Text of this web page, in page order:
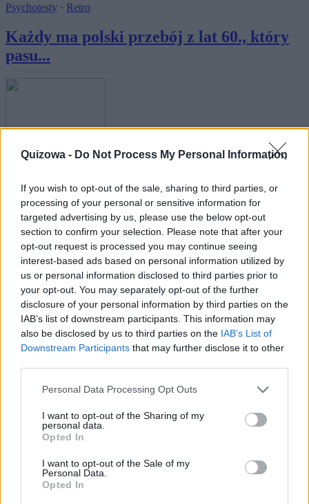
Quizowa - Do Not Process My Personal Information
If you wish to opt-out of the sale, sharing to third parties, or
processing of your personal or sensitive information for
targeted advertising by us, please use the below opt-out
section to confirm your selection. Please note that after your
opt-out request is processed you may continue seeing
interest-based ads based on personal information utilized by
us or personal information disclosed to third parties prior to
your opt-out. You may separately opt-out of the further
disclosure of your personal information by third parties on the
IAB’s list of downstream participants. This information may
also be disclosed by us to third parties on the IAB’s List of
Downstream Participants that may further disclose it to other
Personal Data Processing Opt Outs
I want to opt-out of the Sharing of my
personal data.
Opted In
I want to opt-out of the Sale of my
Personal Data.
Opted In
Psychotesty · Retro
Każdy ma polski przebój z lat 60., który
pasu...
Psychotesty
Każdy ma region Polski, który pasuje do
jego ...
Psychotesty
Każdy ma miesiąc, który pasuje do jego
osobow...
Każdy ma kwiat, który pasuje do jego